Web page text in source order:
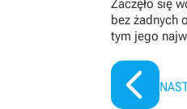
Zaczęło się
bez żadnych
tym jego